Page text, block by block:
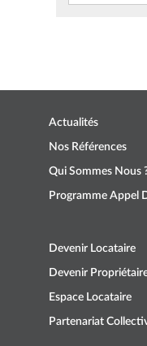
Actualités
Nos Références
Qui Sommes Nous
Programme Appel
Devenir Locataire
Devenir
Espace Locataire
Partenariat